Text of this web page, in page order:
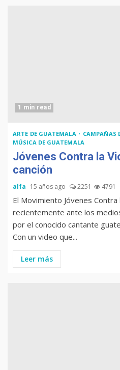
1 min read
ARTE DE GUATEMALA CAMPAÑAS
MÚSICA DE GUATEMALA
Jóvenes Contra la
canción
alfa 15 años ago 2251 4791
El Movimiento Jóvenes Contra
recientemente ante los
por el conocido cantante
Con un video que...
Leer más